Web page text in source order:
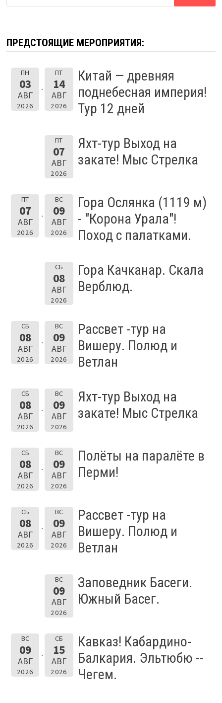
ПРЕДСТОЯЩИЕ МЕРОПРИЯТИЯ:
ПН
03
АВГ
2026
ПТ
14
АВГ
2026
Китай — древняя
поднебесная империя!
Тур 12 дней
ПТ
07
АВГ
2026
Яхт-тур Выход на
закате! Мыс Стрелка
ПТ
07
АВГ
2026
ВС
09
АВГ
2026
Гора Ослянка (1119 м)
- "Корона Урала"!
Поход с палатками.
СБ
08
АВГ
2026
Гора Качканар. Скала
Верблюд.
СБ
08
АВГ
2026
ВС
09
АВГ
2026
Рассвет -тур на
Вишеру. Полюд и
Ветлан
СБ
08
АВГ
2026
ВС
09
АВГ
2026
Яхт-тур Выход на
закате! Мыс Стрелка
СБ
08
АВГ
2026
ВС
09
АВГ
2026
Полёты на паралёте в
Перми!
СБ
08
АВГ
2026
ВС
09
АВГ
2026
Рассвет -тур на
Вишеру. Полюд и
Ветлан
ВС
09
АВГ
2026
Заповедник Басеги.
Южный Басег.
ВС
09
АВГ
2026
СБ
15
АВГ
2026
Кавказ! Кабардино-
Балкария. Эльтюбю --
Чегем.